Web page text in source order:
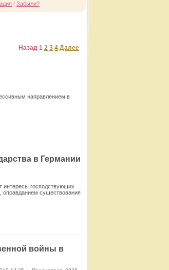
| Забыли?
Назад 1 2 3 4 Далее
направлением в
в Германии
интересы господствующих
оправданием существования
войны в